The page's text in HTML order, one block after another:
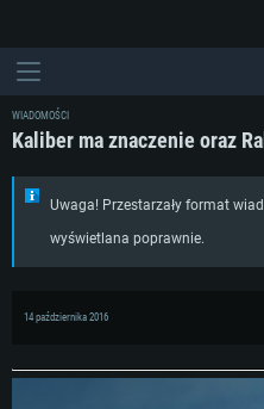
WIADOMOŚCI
Kaliber ma znaczenie oraz
Uwaga! Przestarzały format
wyświetlana poprawnie.
14 października 2016